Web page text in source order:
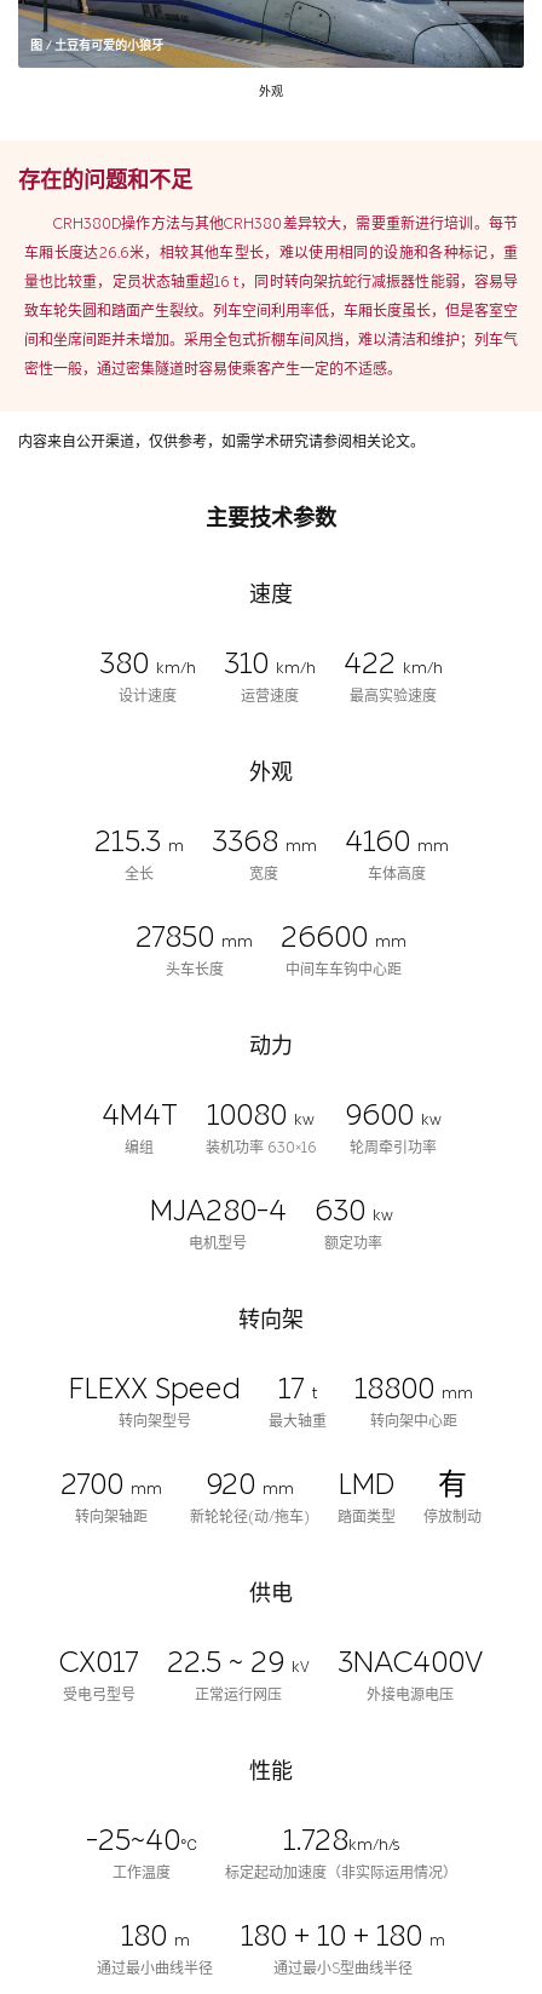
图 / 土豆有可爱的小狼牙
外观
存在的问题和不足
CRH380D操作方法与其他CRH380差异较大，需要重新进行培训。每节
车厢长度达26.6米，相较其他车型长，难以使用相同的设施和各种标记，重
量也比较重，定员状态轴重超16 t，同时转向架抗蛇行减振器性能弱，容易导
致车轮失圆和踏面产生裂纹。列车空间利用率低，车厢长度虽长，但是客室空
间和坐席间距并未增加。采用全包式折棚车间风挡，难以清洁和维护；列车气
密性一般，通过密集隧道时容易使乘客产生一定的不适感。
内容来自公开渠道，仅供参考，如需学术研究请参阅相关论文。
主要技术参数
速度
380 km/h
设计速度
310 km/h
运营速度
422
km/h
最高实验速度
外观
215.3 m
全长
3368 mm
宽度
4160 mm
车体高度
27850 mm
头车长度
26600 mm
中间车车钩中心距
动力
4M4T
编组
10080 kw
装机功率 630×16
9600 kw
轮周牵引功率
MJA280-4
电机型号
630 kw
额定功率
转向架
FLEXX Speed
转向架型号
17 t
最大轴重
18800 mm
转向架中心距
2700 mm
转向架轴距
920 mm
新轮轮径(动/拖车)
LMD
踏面类型
有
停放制动
供电
CX017
受电弓型号
22.5 ~ 29 kV
正常运行网压
3NAC400V
外接电源电压
性能
-25~40℃
工作温度
1.728km/h/s
标定起动加速度（非实际运用情况）
180 m
通过最小曲线半径
180 + 10 + 180 m
通过最小S型曲线半径